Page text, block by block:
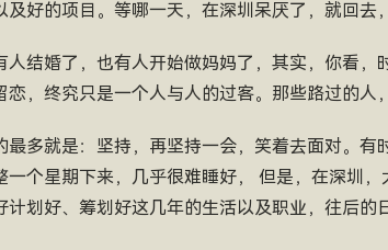
好的项目。等哪一天，在深圳呆厌了，就回去
人结婚了，也有人开始做妈妈了，其实，你看，
，终究只是一个人与人的过客。那些路过的人
最多就是：坚持，再坚持一会，笑着去面对。有
个星期下来，几乎很难睡好， 但是，在深圳，
划好、筹划好这几年的生活以及职业，往后的